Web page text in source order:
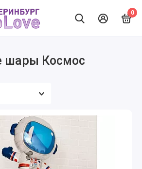
0
шары Космос